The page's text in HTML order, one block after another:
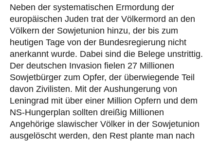
Neben der systematischen Ermordung der
europäischen Juden trat der Völkermord an den
Völkern der Sowjetunion hinzu, der bis zum
heutigen Tage von der Bundesregierung nicht
anerkannt wurde. Dabei sind die Belege unstrittig.
Der deutschen Invasion fielen 27 Millionen
Sowjetbürger zum Opfer, der überwiegende Teil
davon Zivilisten. Mit der Aushungerung von
Leningrad mit über einer Million Opfern und dem
NS-Hungerplan sollten dreißig Millionen
Angehörige slawischer Völker in der Sowjetunion
ausgelöscht werden, den Rest plante man nach